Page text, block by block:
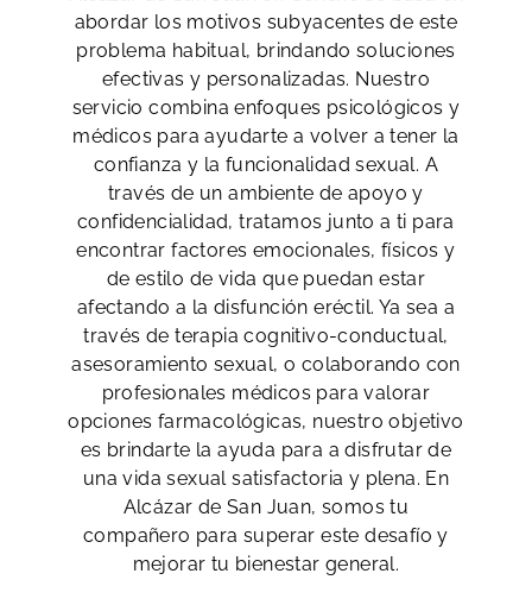
abordar los motivos subyacentes de este
problema habitual, brindando soluciones
efectivas y personalizadas. Nuestro
servicio combina enfoques psicológicos y
médicos para ayudarte a volver a tener la
confianza y la funcionalidad sexual. A
través de un ambiente de apoyo y
confidencialidad, tratamos junto a ti para
encontrar factores emocionales, físicos y
de estilo de vida que puedan estar
afectando a la disfunción eréctil. Ya sea a
través de terapia cognitivo-conductual,
asesoramiento sexual, o colaborando con
profesionales médicos para valorar
opciones farmacológicas, nuestro objetivo
es brindarte la ayuda para a disfrutar de
una vida sexual satisfactoria y plena. En
Alcázar de San Juan, somos tu
compañero para superar este desafío y
mejorar tu bienestar general.